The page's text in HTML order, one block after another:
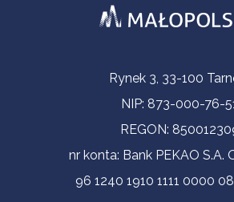
Informacje kontaktowe
Rynek 3, 33-100
NIP: 873-000-76-
REGON:
nr konta: Bank PEKAO S.A.
96 1240 1910 1111 0000